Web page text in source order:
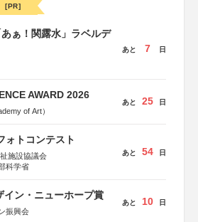
[PR]
ぁ！関露水」ラベルデ
あと 7 日
AWARD 2026
of Art）
あと 25 日
ォトコンテスト
施設協議会
科学省
あと 54 日
イン・ニューホープ賞
振興会
あと 10 日